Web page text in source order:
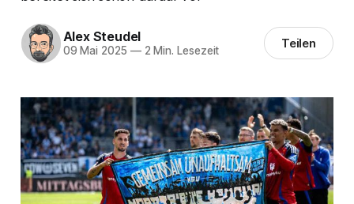
Alex Steudel
09 Mai 2025 —2 Min. Lesezeit Teilen